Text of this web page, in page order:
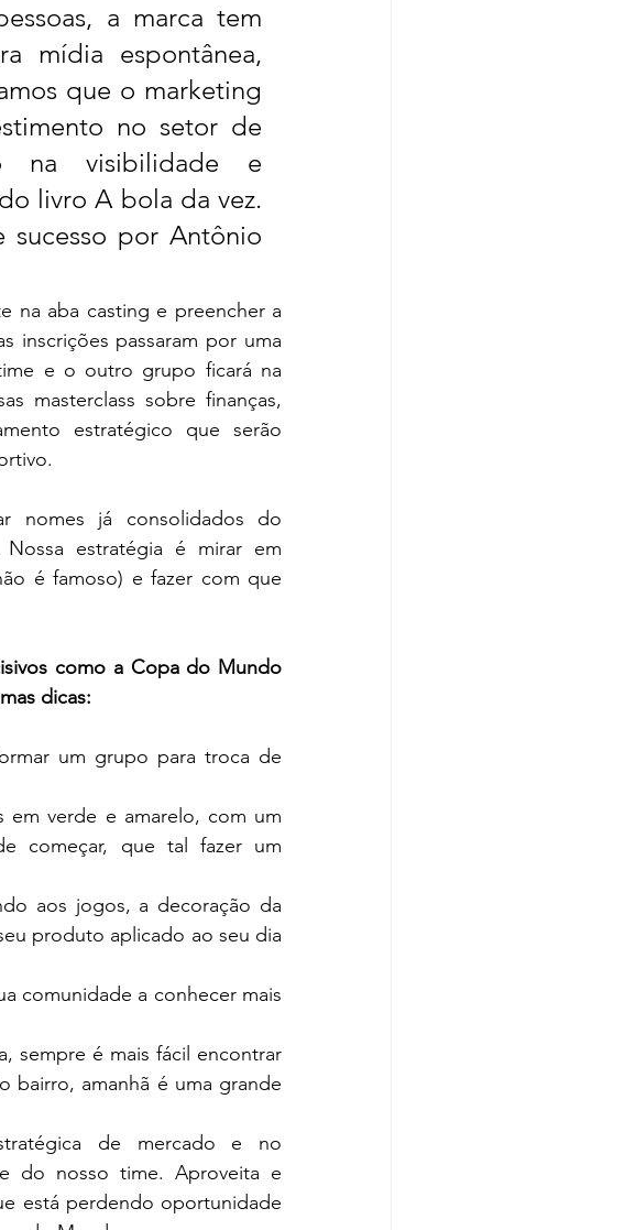
a marca tem
mídia espontânea,
que o marketing
no setor de
na visibilidade e
livro A bola da vez.
por Antônio
na aba casting e preencher a
inscrições passaram por uma
e o outro grupo ficará na
masterclass sobre finanças,
estratégico que serão
nomes já consolidados do
estratégia é mirar em
é famoso) e fazer com que
como a Copa do Mundo
dicas:
um grupo para troca de
verde e amarelo, com um
começar, que tal fazer um
aos jogos, a decoração da
produto aplicado ao seu dia
comunidade a conhecer mais
sempre é mais fácil encontrar
bairro, amanhã é uma grande
de mercado e no
do nosso time. Aproveita e
está perdendo oportunidade